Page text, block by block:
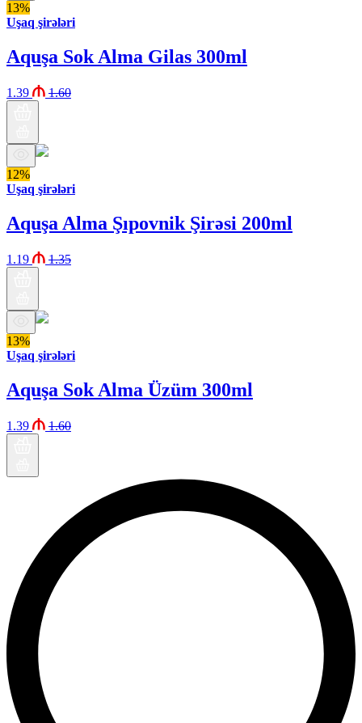
13%
Uşaq şirələri
Aquşa Sok Alma Gilas 300ml
1.39 1.60
12%
Uşaq şirələri
Aquşa Alma Şıpovnik Şirəsi 200ml
1.19 1.35
13%
Uşaq şirələri
Aquşa Sok Alma Üzüm 300ml
1.39 1.60